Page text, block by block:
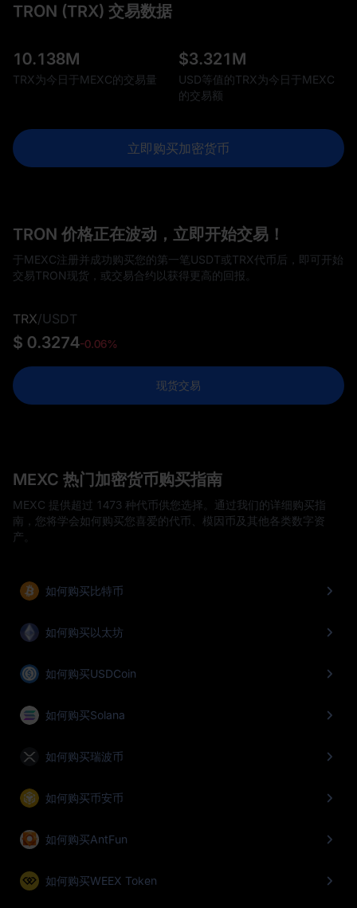
TRON (TRX) 交易数据
10.138M
TRX为今日于MEXC的交易量
$3.321M
USD等值的TRX为今日于MEXC
的交易额
立即购买加密货币
TRON 价格正在波动，立即开始交易！
于MEXC注册并成功购买您的第一笔USDT或TRX代币后，即可开始
交易TRON现货，或交易合约以获得更高的回报。
TRX/USDT
$ 0.3274-0.06%
现货交易
MEXC 热门加密货币购买指南
MEXC 提供超过 1473 种代币供您选择。通过我们的详细购买指
南，您将学会如何购买您喜爱的代币、模因币及其他各类数字资
产。
如何购买比特币
如何购买以太坊
如何购买USDCoin
如何购买Solana
如何购买瑞波币
如何购买币安币
如何购买AntFun
如何购买WEEX Token